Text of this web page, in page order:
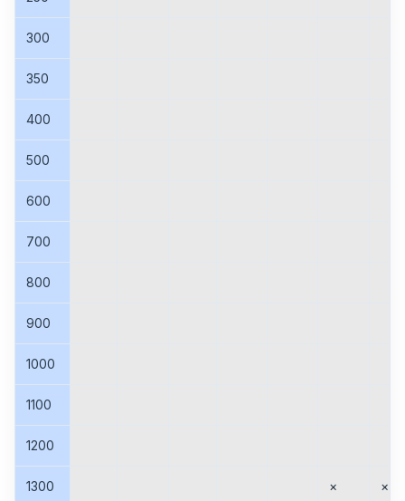
300
350
400
500
600
700
800
900
1000
1100
1200
1300 × ×